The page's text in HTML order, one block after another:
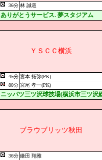
36分 林 誠道
ありがとうサービス. 夢スタジアム
ＹＳＣＣ横浜
45分 宮本 拓弥(PK)
80分 宮尾 孝一(PK)
ニッパツ三ツ沢球技場(横浜市三ツ沢
ブラウブリッツ秋田
36分 鎌田 翔雅